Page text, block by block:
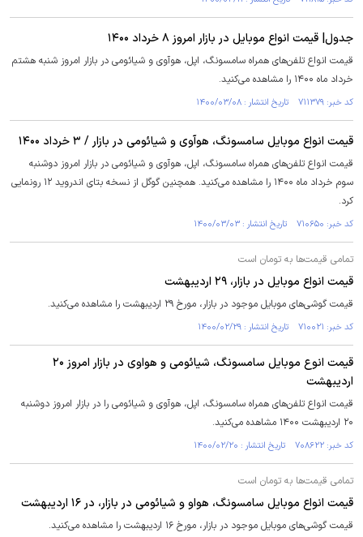
جدول| قیمت انواع موبایل در بازار امروز ۸ خرداد ۱۴۰۰
قیمت انواع تلفن‌های همراه سامسونگ، اپل، هوآوی و شیائومی در بازار امروز شنبه هشتم
خرداد ماه ۱۴۰۰ را مشاهده می‌کنید.
کد خبر: ۷۱۱۳۷۹ تاریخ انتشار : ۱۴۰۰/۰۳/۰۸
قیمت انواع موبایل سامسونگ، هوآوی و شیائومی در بازار / ۳ خرداد ۱۴۰۰
قیمت انواع تلفن‌های همراه سامسونگ، اپل، هوآوی و شیائومی در بازار امروز دوشنبه
سوم خرداد ماه ۱۴۰۰ را مشاهده می‌کنید. همچنین گوگل از نسخه بتای اندروید ۱۲ رونمایی
کرد.
کد خبر: ۷۱۰۶۵۰ تاریخ انتشار : ۱۴۰۰/۰۳/۰۳
تمامی قیمت‌ها به تومان است
قیمت انواع موبایل در بازار، ۲۹ اردیبهشت
قیمت گوشی‌های موبایل موجود در بازار، مورخ ۲۹ اردیبهشت را مشاهده می‌کنید.
کد خبر: ۷۱۰۰۲۱ تاریخ انتشار : ۱۴۰۰/۰۲/۲۹
قیمت انوع موبایل سامسونگ، شیائومی و هواوی در بازار امروز ۲۰
اردیبهشت
قیمت انواع تلفن‌های همراه سامسونگ، اپل، هوآوی و شیائومی را در بازار امروز دوشنبه
۲۰ اردیبهشت ۱۴۰۰ مشاهده می‌کنید.
کد خبر: ۷۰۸۶۲۲ تاریخ انتشار : ۱۴۰۰/۰۲/۲۰
تمامی قیمت‌ها به تومان است
قیمت انواع موبایل سامسونگ، هواو و شیائومی در بازار، در ۱۶ اردیبهشت
قیمت گوشی‌های موبایل موجود در بازار، مورخ ۱۶ اردیبهشت را مشاهده می‌کنید.